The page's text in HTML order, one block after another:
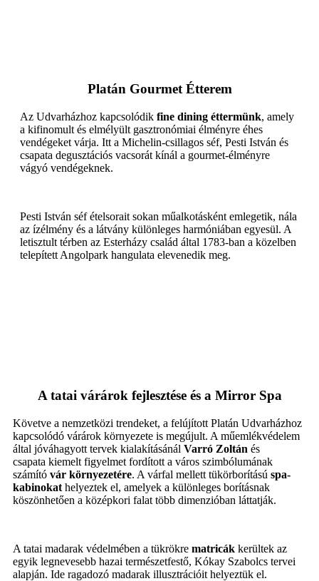
Platán Gourmet Étterem
Az Udvarházhoz kapcsolódik fine dining éttermünk, amely
a kifinomult és elmélyült gasztronómiai élményre éhes
vendégeket várja. Itt a Michelin-csillagos séf, Pesti István és
csapata degusztációs vacsorát kínál a gourmet-élményre
vágyó vendégeknek.
Pesti István séf ételsorait sokan műalkotásként emlegetik, nála
az ízélmény és a látvány különleges harmóniában egyesül. A
letisztult térben az Esterházy család által 1783-ban a közelben
telepített Angolpark hangulata elevenedik meg.
A tatai várárok fejlesztése és a Mirror Spa
Követve a nemzetközi trendeket, a felújított Platán Udvarházhoz
kapcsolódó várárok környezete is megújult. A műemlékvédelem
által jóváhagyott tervek kialakításánál Varró Zoltán és
csapata kiemelt figyelmet fordított a város szimbólumának
számító vár környezetére. A várfal mellett tükörborítású spa-
kabinokat helyeztek el, amelyek a különleges borításnak
köszönhetően a középkori falat több dimenzióban láttatják.
A tatai madarak védelmében a tükrökre matricák kerültek az
egyik legnevesebb hazai természetfestő, Kókay Szabolcs tervei
alapján. Ide ragadozó madarak illusztrációit helyeztük el.